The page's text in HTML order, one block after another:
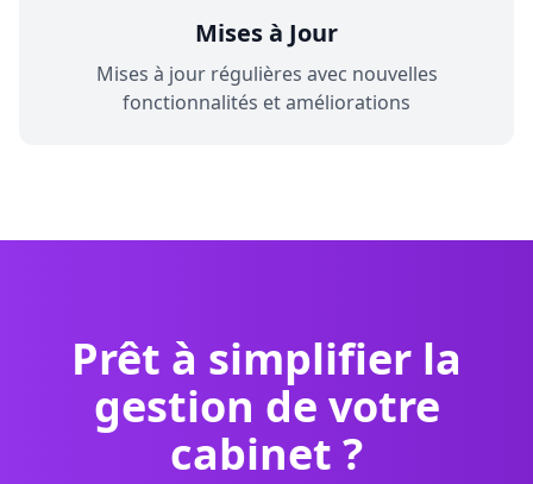
Mises à Jour
Mises à jour régulières avec nouvelles
fonctionnalités et améliorations
Prêt à simplifier la
gestion de votre
cabinet ?